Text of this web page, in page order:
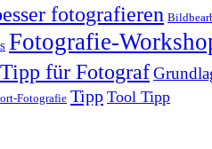
fotografieren
Fotografie-
für Fotograf
Fotografie Tipp Tool Tipp